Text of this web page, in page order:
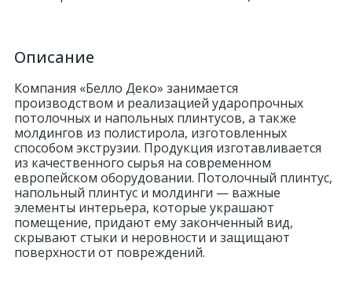
Описание
Компания «Белло Деко» занимается
производством и реализацией ударопрочных
потолочных и напольных плинтусов, а также
молдингов из полистирола, изготовленных
способом экструзии. Продукция изготавливается
из качественного сырья на современном
европейском оборудовании. Потолочный плинтус,
напольный плинтус и молдинги — важные
элементы интерьера, которые украшают
помещение, придают ему законченный вид,
скрывают стыки и неровности и защищают
поверхности от повреждений.